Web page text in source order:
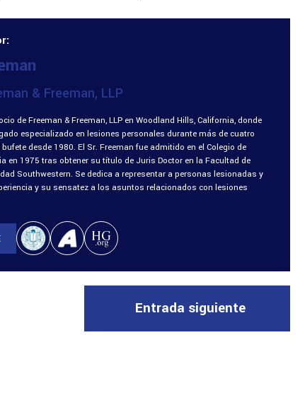
& Freeman, LLP
de Freeman & Freeman, LLP en Woodland Hills, California, donde
especializado en lesiones personales durante más de cuatro
desde 1980. El Sr. Freeman fue admitido en el Colegio de
en 1975 tras obtener su título de Juris Doctor en la Facultad de
Southwestern. Se dedica a representar a personas lesionadas y
y su sensatez a los asuntos relacionados con lesiones
Entrada siguiente